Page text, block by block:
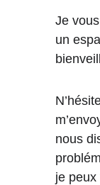
Je
un
nous
je peux